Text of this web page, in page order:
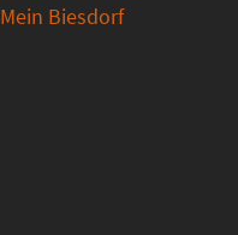
Mein Biesdorf